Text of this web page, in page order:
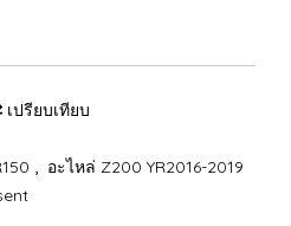
เปรียบเทียบ
, อะไหล่ Z200 YR2016-2019